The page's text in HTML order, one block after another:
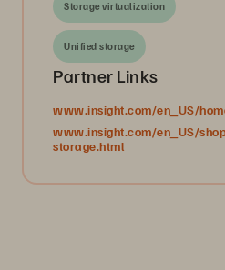
Storage virtualization
Unified storage
Partner Links
www.insight.com/en_US/
www.insight.com/en_US/
storage.html